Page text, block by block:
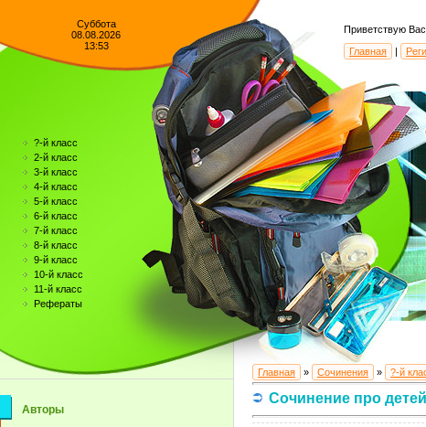
Суббота
08.08.2026
13:53
?-й класс
2-й класс
3-й класс
4-й класс
5-й класс
6-й класс
7-й класс
8-й класс
9-й класс
10-й класс
11-й класс
Рефераты
Авторы
Приветствую Вас
Главная
|
Главная » Сочинения » ?-й
Сочинение про